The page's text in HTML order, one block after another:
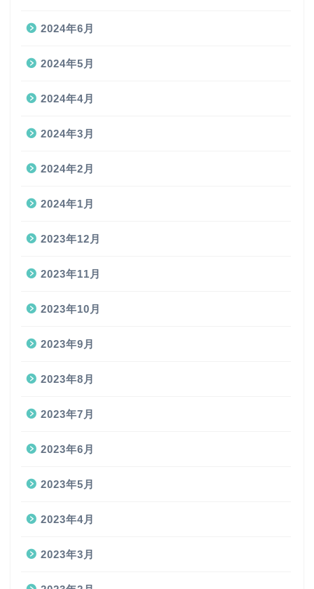
2024年6月
2024年5月
2024年4月
2024年3月
2024年2月
2024年1月
2023年12月
2023年11月
2023年10月
2023年9月
2023年8月
2023年7月
2023年6月
2023年5月
2023年4月
2023年3月